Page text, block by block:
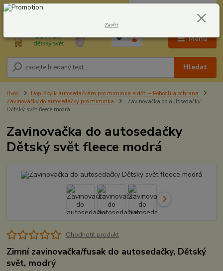
Menu
Hledat
604278943 0,00 Kč
Úvod
Doplňky k autosedačkám pro miminka a děti – Pohodlí a ochrana
Zavinovačky do autosedačky pro miminka
Zavinovačka do autosedačky
Dětský svět fleece modrá
Zavinovačka do autosedačky
Dětský svět fleece modrá
Ohodnotit produkt
Zimní zavinovačka/fusak do autosedačky, Dětský
svět, modrý
Zavřít